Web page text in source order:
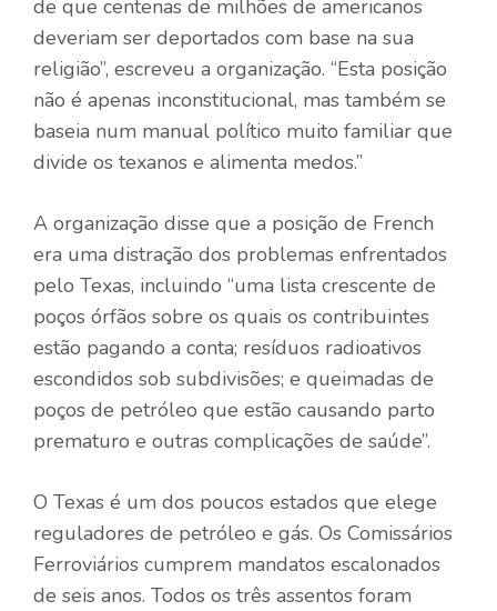
de que centenas de milhões de americanos
deveriam ser deportados com base na sua
religião”, escreveu a organização. “Esta posição
não é apenas inconstitucional, mas também se
baseia num manual político muito familiar que
divide os texanos e alimenta medos.”
A organização disse que a posição de French
era uma distração dos problemas enfrentados
pelo Texas, incluindo “uma lista crescente de
poços órfãos sobre os quais os contribuintes
estão pagando a conta; resíduos radioativos
escondidos sob subdivisões; e queimadas de
poços de petróleo que estão causando parto
prematuro e outras complicações de saúde”.
O Texas é um dos poucos estados que elege
reguladores de petróleo e gás. Os Comissários
Ferroviários cumprem mandatos escalonados
de seis anos. Todos os três assentos foram